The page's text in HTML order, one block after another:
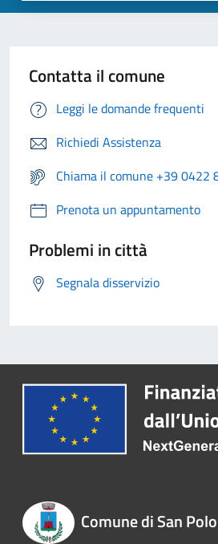
Contatta il comune
Leggi le domande frequenti
Richiedi Assistenza
Chiama il comune +39 0422
Prenota un appuntamento
Problemi in città
Segnala disservizio
Comune di San